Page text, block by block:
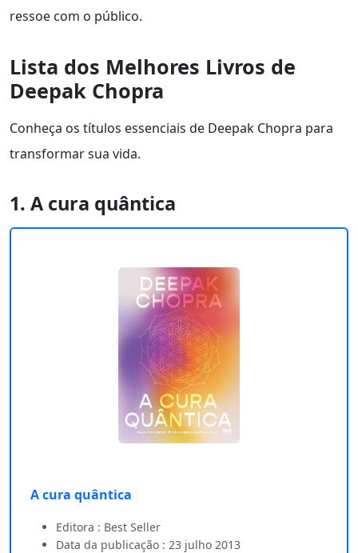
ressoe com o público.
Lista dos Melhores Livros de
Deepak Chopra
Conheça os títulos essenciais de Deepak Chopra para
transformar sua vida.
1. A cura quântica
A cura quântica
Editora : Best Seller
Data da publicação : 23 julho 2013